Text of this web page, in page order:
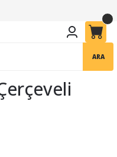
ARA